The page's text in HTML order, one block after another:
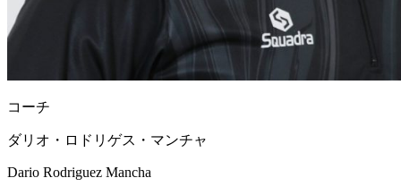
コーチ
ダリオ・ロドリゲス・マンチャ
Dario Rodriguez Mancha